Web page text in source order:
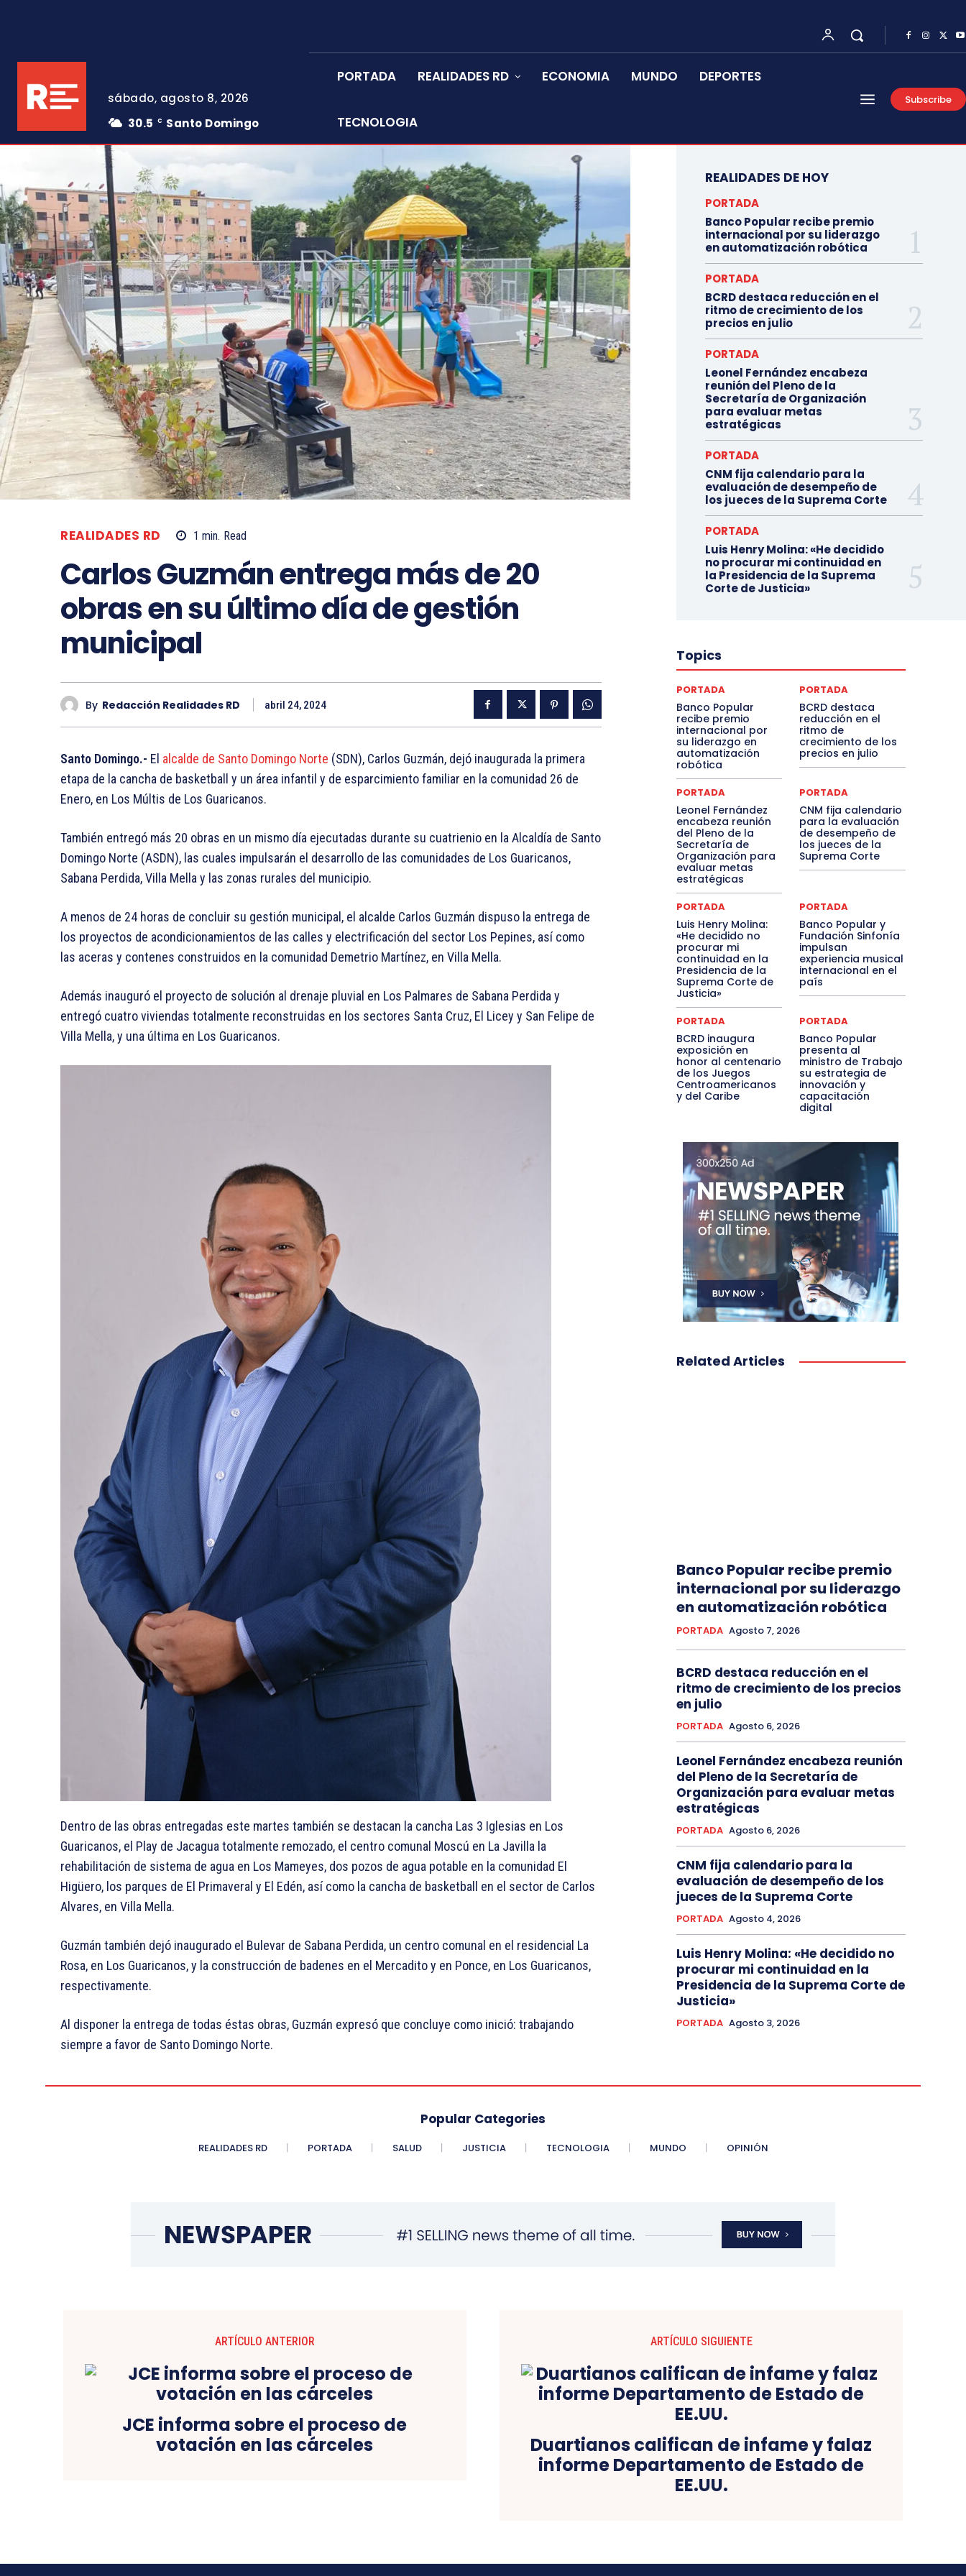
sábado, agosto 8, 2026
30.5
C Santo Domingo
PORTADA REALIDADES RD ECONOMIA MUNDO DEPORTES
TECNOLOGIA
Subscribe
REALIDADES RD 1 min. Read
Carlos Guzmán entrega más de 20
obras en su último día de gestión
municipal
By Redacción Realidades RD abril 24, 2024
Santo Domingo.- El alcalde de Santo Domingo Norte (SDN), Carlos Guzmán, dejó inaugurada la primera
etapa de la cancha de basketball y un área infantil y de esparcimiento familiar en la comunidad 26 de
Enero, en Los Múltis de Los Guaricanos.
También entregó más 20 obras en un mismo día ejecutadas durante su cuatrienio en la Alcaldía de Santo
Domingo Norte (ASDN), las cuales impulsarán el desarrollo de las comunidades de Los Guaricanos,
Sabana Perdida, Villa Mella y las zonas rurales del municipio.
A menos de 24 horas de concluir su gestión municipal, el alcalde Carlos Guzmán dispuso la entrega de
los proyectos de acondicionamientos de las calles y electrificación del sector Los Pepines, así como
las aceras y contenes construidos en la comunidad Demetrio Martínez, en Villa Mella.
Además inauguró el proyecto de solución al drenaje pluvial en Los Palmares de Sabana Perdida y
entregó cuatro viviendas totalmente reconstruidas en los sectores Santa Cruz, El Licey y San Felipe de
Villa Mella, y una última en Los Guaricanos.
Dentro de las obras entregadas este martes también se destacan la cancha Las 3 Iglesias en Los
Guaricanos, el Play de Jacagua totalmente remozado, el centro comunal Moscú en La Javilla la
rehabilitación de sistema de agua en Los Mameyes, dos pozos de agua potable en la comunidad El
Higüero, los parques de El Primaveral y El Edén, así como la cancha de basketball en el sector de Carlos
Alvares, en Villa Mella.
Guzmán también dejó inaugurado el Bulevar de Sabana Perdida, un centro comunal en el residencial La
Rosa, en Los Guaricanos, y la construcción de badenes en el Mercadito y en Ponce, en Los Guaricanos,
respectivamente.
Al disponer la entrega de todas éstas obras, Guzmán expresó que concluye como inició: trabajando
siempre a favor de Santo Domingo Norte.
REALIDADES DE HOY
PORTADA
Banco Popular recibe premio
internacional por su liderazgo
en automatización robótica
PORTADA
BCRD destaca reducción en el
ritmo de crecimiento de los
precios en julio
PORTADA
Leonel Fernández encabeza
reunión del Pleno de la
Secretaría de Organización
para evaluar metas
estratégicas
PORTADA
CNM fija calendario para la
evaluación de desempeño de
los jueces de la Suprema Corte
PORTADA
Luis Henry Molina: «He decidido
no procurar mi continuidad en
la Presidencia de la Suprema
Corte de Justicia»
Topics
PORTADA
Banco Popular
recibe premio
internacional por
su liderazgo en
automatización
robótica
PORTADA
BCRD destaca
reducción en el
ritmo de
crecimiento de los
precios en julio
PORTADA
Leonel Fernández
encabeza reunión
del Pleno de la
Secretaría de
Organización para
evaluar metas
estratégicas
PORTADA
CNM fija calendario
para la evaluación
de desempeño de
los jueces de la
Suprema Corte
PORTADA
Luis Henry Molina:
«He decidido no
procurar mi
continuidad en la
Presidencia de la
Suprema Corte de
Justicia»
PORTADA
Banco Popular y
Fundación Sinfonía
impulsan
experiencia musical
internacional en el
país
PORTADA
BCRD inaugura
exposición en
honor al centenario
de los Juegos
Centroamericanos
y del Caribe
PORTADA
Banco Popular
presenta al
ministro de Trabajo
su estrategia de
innovación y
capacitación
digital
Related Articles
Banco Popular recibe premio
internacional por su liderazgo
en automatización robótica
PORTADA Agosto 7, 2026
BCRD destaca reducción en el
ritmo de crecimiento de los precios
en julio
PORTADA Agosto 6, 2026
Leonel Fernández encabeza reunión
del Pleno de la Secretaría de
Organización para evaluar metas
estratégicas
PORTADA Agosto 6, 2026
CNM fija calendario para la
evaluación de desempeño de los
jueces de la Suprema Corte
PORTADA Agosto 4, 2026
Luis Henry Molina: «He decidido no
procurar mi continuidad en la
Presidencia de la Suprema Corte de
Justicia»
PORTADA Agosto 3, 2026
Popular Categories
REALIDADES RD PORTADA SALUD JUSTICIA TECNOLOGIA MUNDO OPINIÓN
ARTÍCULO ANTERIOR
JCE informa sobre el proceso de
votación en las cárceles
ARTÍCULO SIGUIENTE
Duartianos califican de infame y falaz
informe Departamento de Estado de
EE.UU.